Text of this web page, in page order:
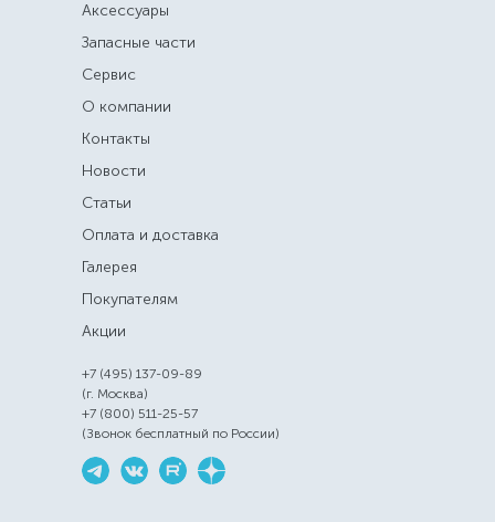
Аксессуары
Запасные части
Сервис
О компании
Контакты
Новости
Статьи
Оплата и доставка
Галерея
Покупателям
Акции
+7 (495) 137-09-89
(г. Москва)
+7 (800) 511-25-57
(Звонок бесплатный по России)